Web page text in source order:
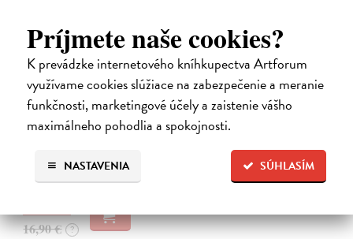
Príjmete naše cookies?
K prevádzke internetového kníhkupectva Artforum
využívame cookies slúžiace na zabezpečenie a meranie
funkčnosti, marketingové účely a zaistenie vášho
maximálneho pohodlia a spokojnosti.
SÚHLASÍM
NASTAVENIA
Kolotočárka
Wernerová Jana| Kniha
Tam, kde sa radosť zo slobodného pohybu a dobrodružstva prelína s
pocitom vyčlenenia. Tam, kde rastie starý gaštan a okolo neho sa krúti
život dievčatka, ktoré od svojej starej mamy dostalo meno Zelinka.…
Na sklade ?
16,90 € ?